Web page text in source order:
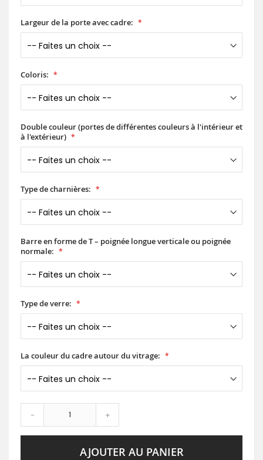
Largeur de la porte avec cadre:
Coloris:
Double couleur (portes de différentes couleurs à l'intérieur et
à l'extérieur)
Type de charnières:
Barre en forme de T – poignée longue verticale ou poignée
normale:
Type de verre:
La couleur du cadre autour du vitrage:
- +
AJOUTER AU PANIER